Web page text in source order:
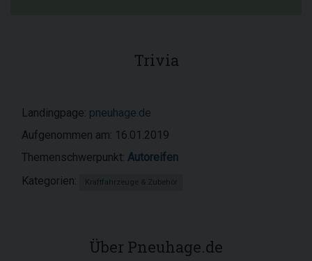
Trivia
Landingpage: pneuhage.de
Aufgenommen am: 16.01.2019
Themenschwerpunkt: Autoreifen
Kategorien:
Kraftfahrzeuge & Zubehör
Über Pneuhage.de